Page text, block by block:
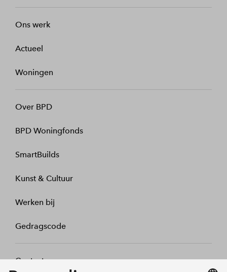
Ons werk
Actueel
Woningen
Over BPD
BPD Woningfonds
SmartBuilds
Kunst & Cultuur
Werken bij
Gedragscode
Contact